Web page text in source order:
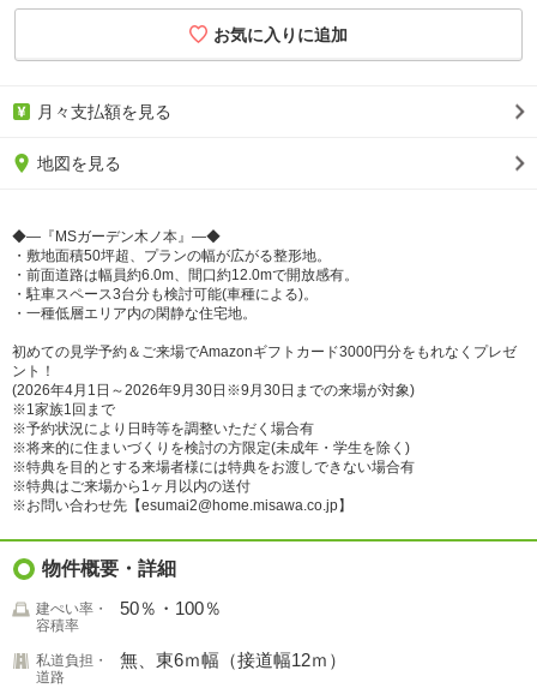
月々支払額を見る
地図を見る
◆―『MSガーデン木ノ本』―◆
・敷地面積50坪超、プランの幅が広がる整形地。
・前面道路は幅員約6.0m、間口約12.0mで開放感有。
・駐車スペース3台分も検討可能(車種による)。
・一種低層エリア内の閑静な住宅地。
初めての見学予約＆ご来場でAmazonギフトカード3000円分をもれなくプレゼ
ント！
(2026年4月1日～2026年9月30日※9月30日までの来場が対象)
※1家族1回まで
※予約状況により日時等を調整いただく場合有
※将来的に住まいづくりを検討の方限定(未成年・学生を除く)
※特典を目的とする来場者様には特典をお渡しできない場合有
※特典はご来場から1ヶ月以内の送付
※お問い合わせ先【esumai2@home.misawa.co.jp】
物件概要・詳細
建ぺい率・
容積率
50％・100％
私道負担・
道路
無、東6ｍ幅（接道幅12ｍ）